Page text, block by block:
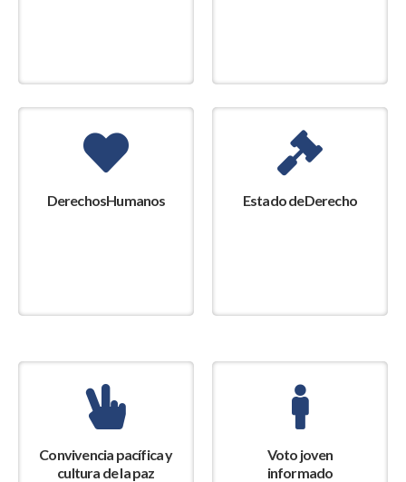
DerechosHumanos Estado deDerecho
Convivencia pacífica y
cultura de la paz
Voto joven
informado